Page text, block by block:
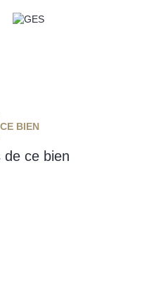
BIEN
de ce bien